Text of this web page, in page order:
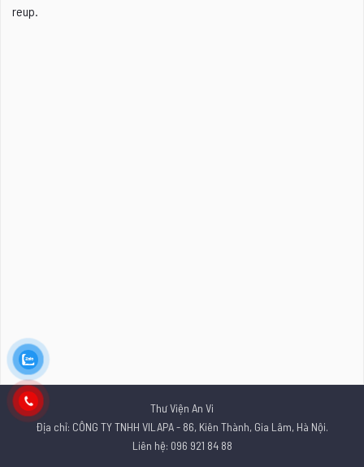
reup.
Thư Viện An Vi
Địa chỉ: CÔNG TY TNHH VILAPA - 86, Kiên Thành, Gia Lâm, Hà Nội.
Liên hệ: 096 921 84 88